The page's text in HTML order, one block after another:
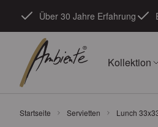
Über 30 Jahre Erfahrung
Kollektion
Startseite Servietten Lunch